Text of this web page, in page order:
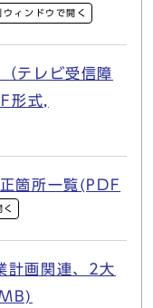
ウィンドウで開く
テレビ受信障
形式,
箇所一覧(PDF
計画関連、2大